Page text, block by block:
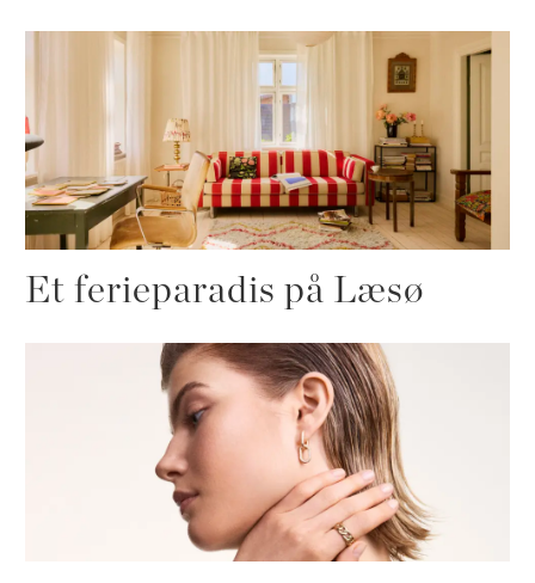
Et ferieparadis på Læsø